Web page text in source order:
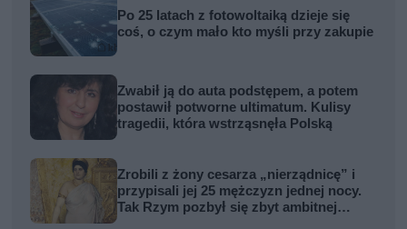
Po 25 latach z fotowoltaiką dzieje się
coś, o czym mało kto myśli przy zakupie
Zwabił ją do auta podstępem, a potem
postawił potworne ultimatum. Kulisy
tragedii, która wstrząsnęła Polską
Zrobili z żony cesarza „nierządnicę” i
przypisali jej 25 mężczyzn jednej nocy.
Tak Rzym pozbył się zbyt ambitnej